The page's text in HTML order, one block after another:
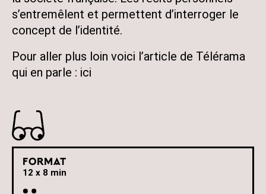
s’entremêlent et permettent d’interroger le
concept de l’identité.
Pour aller plus loin voici l’article de Télérama
qui en parle : ici
Format
12 x 8 min